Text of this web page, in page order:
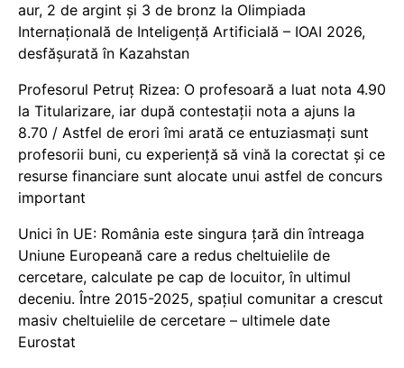
aur, 2 de argint și 3 de bronz la Olimpiada
Internațională de Inteligență Artificială – IOAI 2026,
desfășurată în Kazahstan
Profesorul Petruț Rizea: O profesoară a luat nota 4.90
la Titularizare, iar după contestații nota a ajuns la
8.70 / Astfel de erori îmi arată ce entuziasmați sunt
profesorii buni, cu experiență să vină la corectat și ce
resurse financiare sunt alocate unui astfel de concurs
important
Unici în UE: România este singura țară din întreaga
Uniune Europeană care a redus cheltuielile de
cercetare, calculate pe cap de locuitor, în ultimul
deceniu. Între 2015-2025, spațiul comunitar a crescut
masiv cheltuielile de cercetare – ultimele date
Eurostat